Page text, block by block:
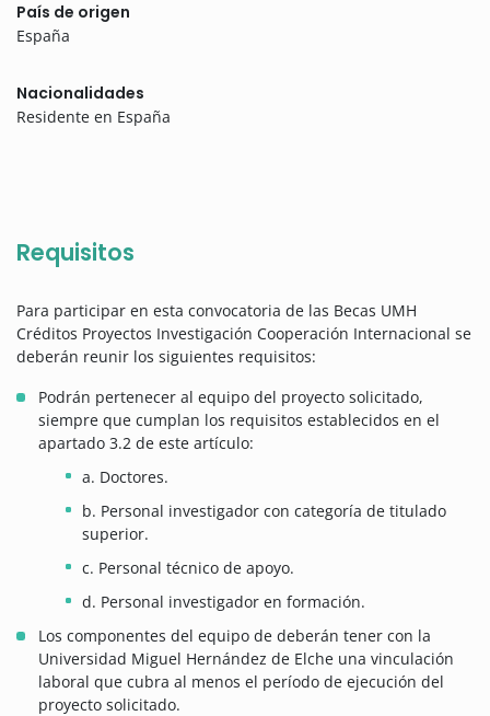
País de origen
España
Nacionalidades
Residente en España
Requisitos
Para participar en esta convocatoria de las Becas UMH
Créditos Proyectos Investigación Cooperación Internacional se
deberán reunir los siguientes requisitos:
Podrán pertenecer al equipo del proyecto solicitado,
siempre que cumplan los requisitos establecidos en el
apartado 3.2 de este artículo:
a. Doctores.
b. Personal investigador con categoría de titulado
superior.
c. Personal técnico de apoyo.
d. Personal investigador en formación.
Los componentes del equipo de deberán tener con la
Universidad Miguel Hernández de Elche una vinculación
laboral que cubra al menos el período de ejecución del
proyecto solicitado.